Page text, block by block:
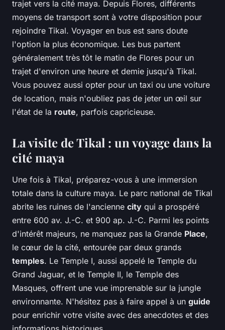
trajet vers la cité maya. Depuis Flores, différents
moyens de transport sont à votre disposition pour
rejoindre Tikal. Voyager en bus est sans doute
l'option la plus économique. Les bus partent
généralement très tôt le matin de Flores pour un
trajet d'environ une heure et demie jusqu'à Tikal.
Vous pouvez aussi opter pour un taxi ou une voiture
de location, mais n'oubliez pas de jeter un œil sur
l'état de la route, parfois capricieuse.
La visite de Tikal : un voyage dans la
cité maya
Une fois à Tikal, préparez-vous à une immersion
totale dans la culture maya. Le parc national de Tikal
abrite les ruines de l'ancienne city qui a prospéré
entre 600 av. J.-C. et 900 ap. J.-C. Parmi les points
d'intérêt majeurs, ne manquez pas la Grande Place,
le cœur de la cité, entourée par deux grands
temples. Le Temple I, aussi appelé le Temple du
Grand Jaguar, et le Temple II, le Temple des
Masques, offrent une vue imprenable sur la jungle
environnante. N'hésitez pas à faire appel à un guide
pour enrichir votre visite avec des anecdotes et des